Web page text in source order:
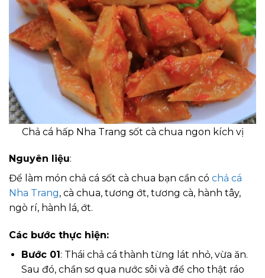
Chả cá hấp Nha Trang sốt cà chua ngon kích vị
Nguyên liệu:
Để làm món chả cá sốt cà chua bạn cần có chả cá
Nha Trang, cà chua, tương ớt, tương cà, hành tây,
ngò rí, hành lá, ớt.
Các bước thực hiện:
Bước 01 : Thái chả cá thành từng lát nhỏ, vừa ăn.
Sau đó, chần sơ qua nước sôi và để cho thật ráo